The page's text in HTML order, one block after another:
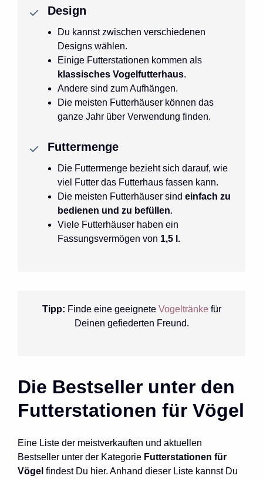
Design
Du kannst zwischen verschiedenen
Designs wählen.
Einige Futterstationen kommen als
klassisches Vogelfutterhaus.
Andere sind zum Aufhängen.
Die meisten Futterhäuser können das
ganze Jahr über Verwendung finden.
Futtermenge
Die Futtermenge bezieht sich darauf, wie
viel Futter das Futterhaus fassen kann.
Die meisten Futterhäuser sind einfach zu
bedienen und zu befüllen.
Viele Futterhäuser haben ein
Fassungsvermögen von 1,5 l.
Tipp: Finde eine geeignete Vogeltränkefür
Deinen gefiederten Freund.
Die Bestseller unter den
Futterstationen für Vögel
Eine Liste der meistverkauften und aktuellen
Bestseller unter der Kategorie Futterstationen für
Vögel findest Du hier. Anhand dieser Liste kannst Du